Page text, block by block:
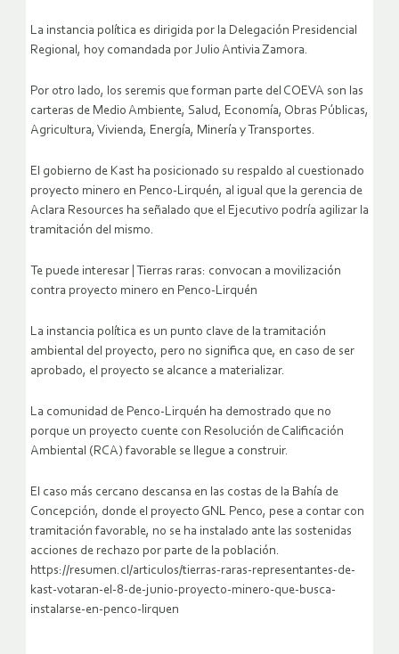
La instancia política es dirigida por la Delegación Presidencial
Regional, hoy comandada por Julio Antivia Zamora.
Por otro lado, los seremis que forman parte del COEVA son las
carteras de Medio Ambiente, Salud, Economía, Obras Públicas,
Agricultura, Vivienda, Energía, Minería y Transportes.
El gobierno de Kast ha posicionado su respaldo al cuestionado
proyecto minero en Penco-Lirquén, al igual que la gerencia de
Aclara Resources ha señalado que el Ejecutivo podría agilizar la
tramitación del mismo.
Te puede interesar | Tierras raras: convocan a movilización
contra proyecto minero en Penco-Lirquén
La instancia política es un punto clave de la tramitación
ambiental del proyecto, pero no significa que, en caso de ser
aprobado, el proyecto se alcance a materializar.
La comunidad de Penco-Lirquén ha demostrado que no
porque un proyecto cuente con Resolución de Calificación
Ambiental (RCA) favorable se llegue a construir.
El caso más cercano descansa en las costas de la Bahía de
Concepción, donde el proyecto GNL Penco, pese a contar con
tramitación favorable, no se ha instalado ante las sostenidas
acciones de rechazo por parte de la población.
https://resumen.cl/articulos/tierras-raras-representantes-de-
kast-votaran-el-8-de-junio-proyecto-minero-que-busca-
instalarse-en-penco-lirquen